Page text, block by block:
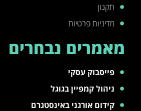
תקנון
מדיניות פרטיות
מאמרים נבחרים
פייסבוק עסקי
ניהול קמפיין בגוגל
קידום אורגני באינסטגרם